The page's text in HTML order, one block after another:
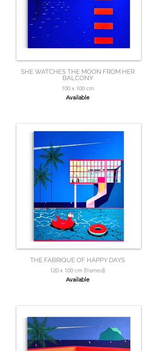
SHE WATCHES THE MOON FROM HER
BALCONY
100 x 100 cm
Available
THE FABRIQUE OF HAPPY DAYS
120 x 100 cm (framed)
Available